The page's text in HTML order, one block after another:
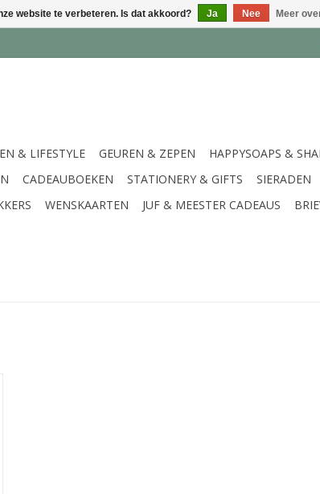
& LIFESTYLE GEUREN & ZEPEN HAPPYSOAPS &
CADEAUBOEKEN STATIONERY & GIFTS SIERADEN
WENSKAARTEN JUF & MEESTER CADEAUS
website te verbeteren. Is dat akkoord? Ja Nee Meer